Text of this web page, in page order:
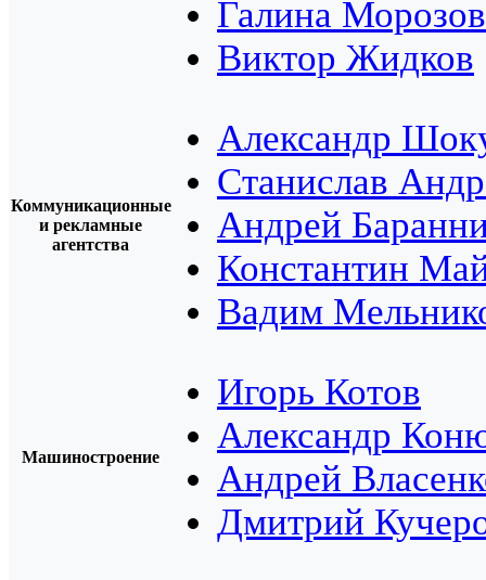
Галина
Виктор Жидков
Коммуникационные
и рекламные
агентства
Александр
Станислав
Андрей
Константин
Вадим
Машиностроение
Игорь Котов
Александр
Андрей
Дмитрий